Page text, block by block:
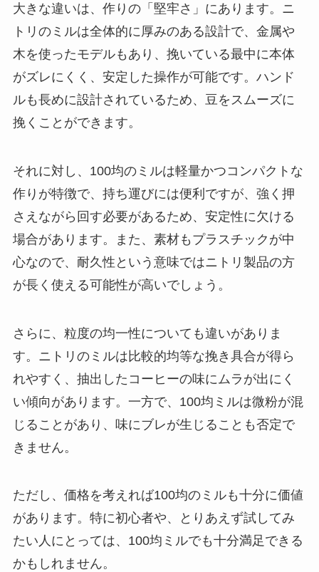
大きな違いは、作りの「堅牢さ」にあります。ニ
トリのミルは全体的に厚みのある設計で、金属や
木を使ったモデルもあり、挽いている最中に本体
がズレにくく、安定した操作が可能です。ハンド
ルも長めに設計されているため、豆をスムーズに
挽くことができます。
それに対し、100均のミルは軽量かつコンパクトな
作りが特徴で、持ち運びには便利ですが、強く押
さえながら回す必要があるため、安定性に欠ける
場合があります。また、素材もプラスチックが中
心なので、耐久性という意味ではニトリ製品の方
が長く使える可能性が高いでしょう。
さらに、粒度の均一性についても違いがありま
す。ニトリのミルは比較的均等な挽き具合が得ら
れやすく、抽出したコーヒーの味にムラが出にく
い傾向があります。一方で、100均ミルは微粉が混
じることがあり、味にブレが生じることも否定で
きません。
ただし、価格を考えれば100均のミルも十分に価値
があります。特に初心者や、とりあえず試してみ
たい人にとっては、100均ミルでも十分満足できる
かもしれません。